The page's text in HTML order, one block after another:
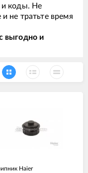
и коды. Не
и не тратьте время
выгодно и
Haier